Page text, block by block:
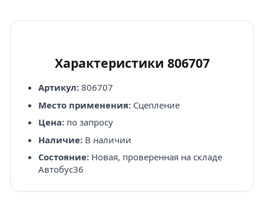
Характеристики 806707
Артикул:806707
Место применения:Сцепление
Цена:по запросу
Наличие:В наличии
Состояние:Новая, проверенная на складе
Автобус36